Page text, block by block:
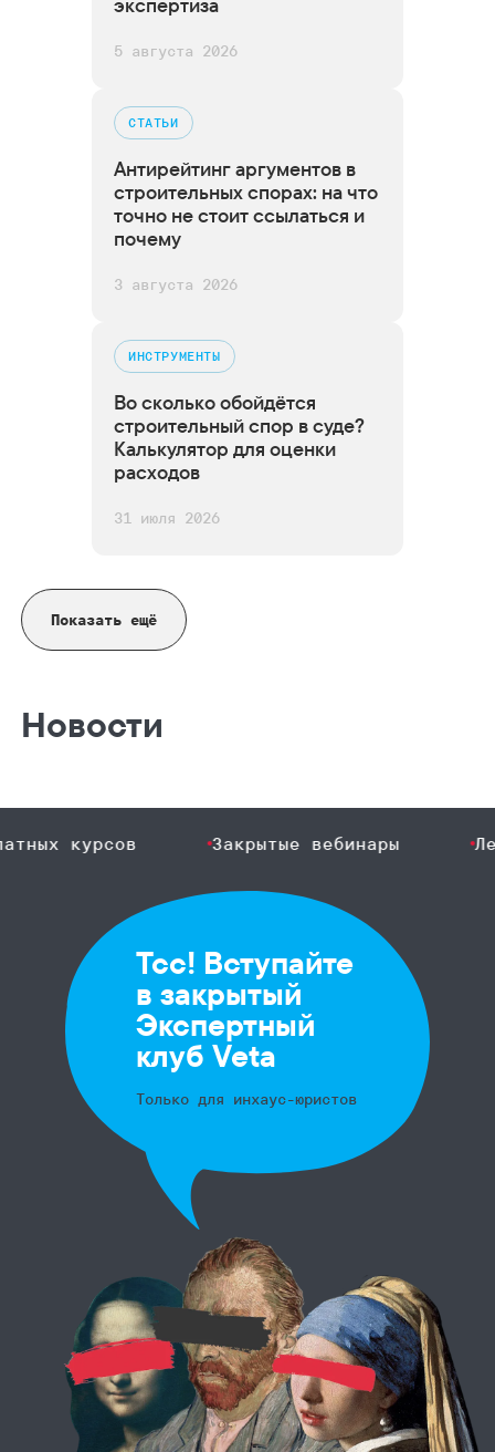
5 августа 2026
CТАТЬИ
Антирейтинг аргументов в
строительных спорах: на что
точно не стоит ссылаться и
почему
3 августа 2026
ИНСТРУМЕНТЫ
Во сколько обойдётся
строительный спор в суде?
Калькулятор для оценки
расходов
31 июля 2026
Показать ещё
Новости
курсов Закрытые вебинары
Тсс! Вступайте
в закрытый
Экспертный
клуб Veta
Только для инхаус-юристов